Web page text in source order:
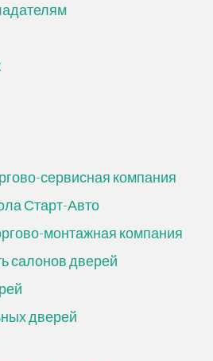
сервисная компания
Старт-Авто
монтажная компания
салонов дверей
дверей